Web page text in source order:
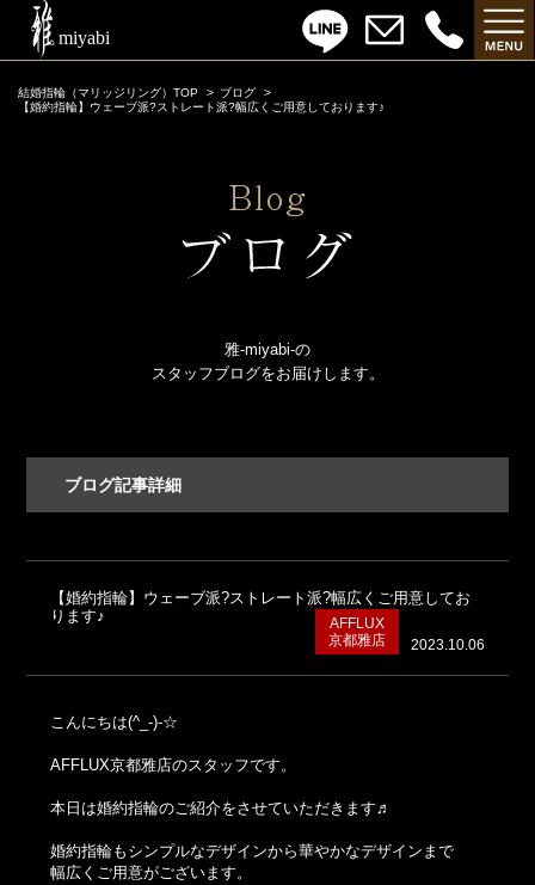
結婚指輪（マリッジリング）TOP
ブログ
【婚約指輪】ウェーブ派?ストレート派?幅広くご用意しております♪
雅-miyabi-の
スタッフブログをお届けします。
ブログ記事詳細
【婚約指輪】ウェーブ派?ストレート派?幅広くご用意してお
ります♪
2023.10.06
AFFLUX
京都雅店
こんにちは(^_-)-☆
AFFLUX京都雅店のスタッフです。
本日は婚約指輪のご紹介をさせていただきます♬
婚約指輪もシンプルなデザインから華やかなデザインまで
幅広くご用意がございます。